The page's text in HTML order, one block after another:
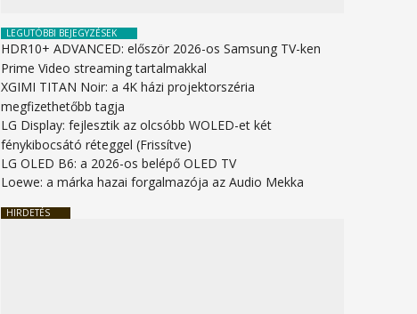
LEGUTÓBBI BEJEGYZÉSEK
HDR10+ ADVANCED: először 2026-os Samsung TV-ken
Prime Video streaming tartalmakkal
XGIMI TITAN Noir: a 4K házi projektorszéria
megfizethetőbb tagja
LG Display: fejlesztik az olcsóbb WOLED-et két
fénykibocsátó réteggel (Frissítve)
LG OLED B6: a 2026-os belépő OLED TV
Loewe: a márka hazai forgalmazója az Audio Mekka
HIRDETÉS